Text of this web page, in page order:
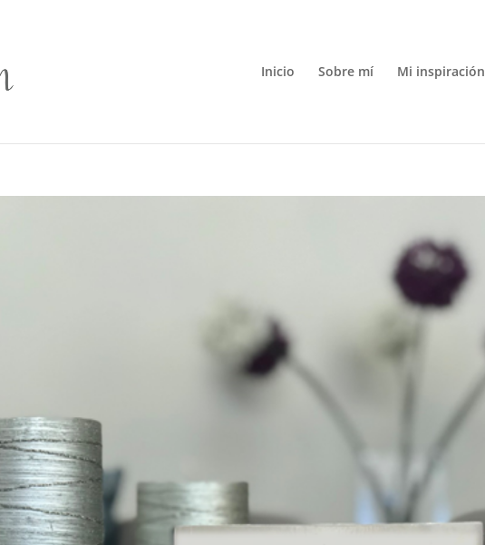
Inicio Sobre mí Mi inspiración